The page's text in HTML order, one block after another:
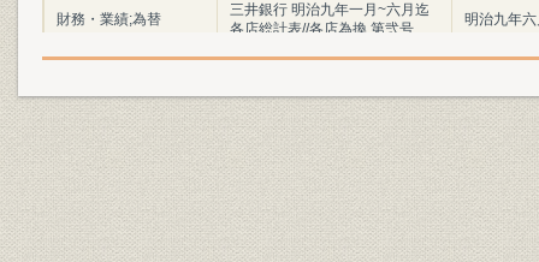
財務・業績;為替
三井銀行 明治九年一月~六月迄
各店総計表//各店為換 第弐号
明治九年
財務・業績
三井銀行 明治九年一月~六月迄
各店総計表//一時貸 第四号
明治九年
財務・業績
三井銀行 明治九年一月~六月迄
各店総計表//利附預 第五号
明治九年
財務・業績
三井銀行 明治九年一月~六月迄
明治九年